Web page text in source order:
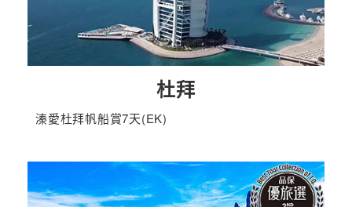
杜拜
溱愛杜拜帆船賞7天(EK)